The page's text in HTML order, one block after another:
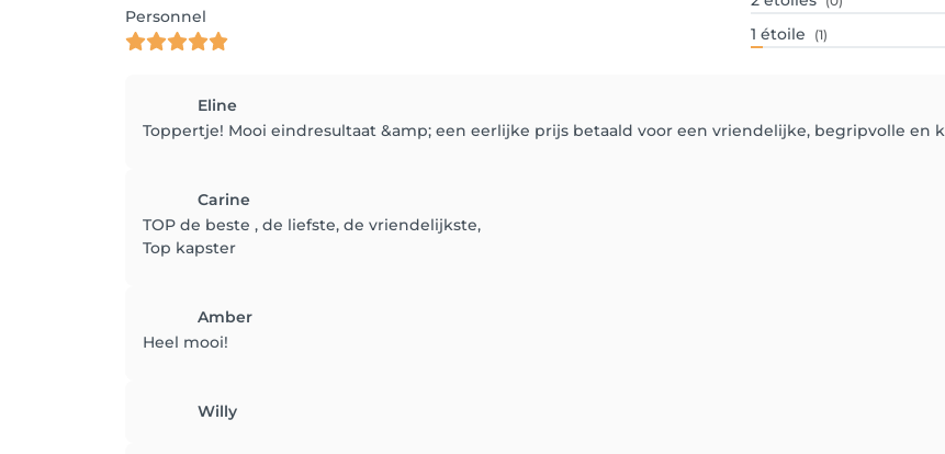
Personnel
1 étoile (1)
Eline
Toppertje! Mooi eindresultaat &amp; een eerlijke prijs betaald voor een vriendelijke, begripvolle en
Carine
TOP de beste , de liefste, de vriendelijkste,
Top kapster
Amber
Heel mooi!
Willy